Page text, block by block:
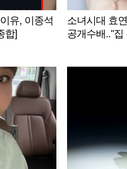
유, 이종석
합]
소녀시대 효
공개수배.."집